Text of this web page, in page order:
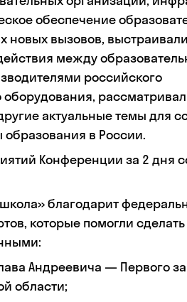
обеспечение
новых вызовов,
между
российского
оборудования,
актуальные темы для
в России.
Конференции за 2 дня
благодарит
которые помогли
Андреевича — Первого
области;